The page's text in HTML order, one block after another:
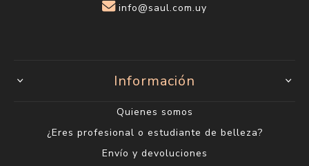
info@saul.com.uy
Información
Quienes somos
¿Eres profesional o estudiante de belleza?
Envío y devoluciones